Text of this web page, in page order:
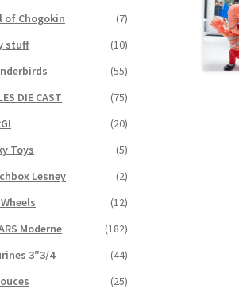
of Chogokin
(7)
stuff
(10)
(55)
DIE CAST
(75)
(20)
Toys
(5)
Lesney
(2)
(12)
Moderne
(182)
3″3/4
(44)
(25)